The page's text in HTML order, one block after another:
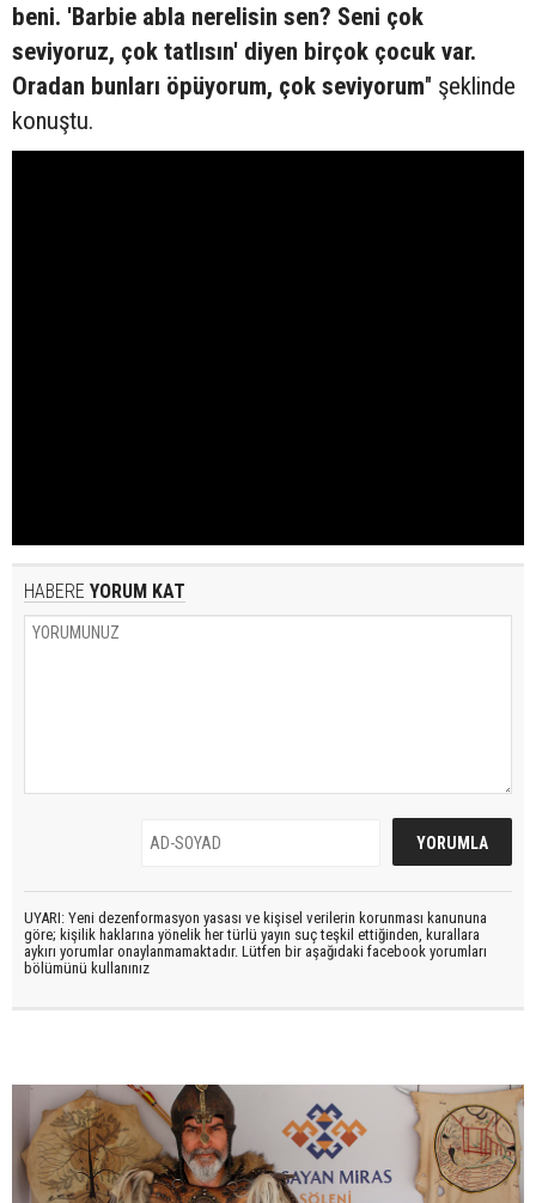
beni. 'Barbie abla nerelisin sen? Seni çok
seviyoruz, çok tatlısın' diyen birçok çocuk var.
Oradan bunları öpüyorum, çok seviyorum" şeklinde
konuştu.
HABERE YORUM KAT
UYARI: Yeni dezenformasyon yasası ve kişisel verilerin korunması kanununa
göre; kişilik haklarına yönelik her türlü yayın suç teşkil ettiğinden, kurallara
aykırı yorumlar onaylanmamaktadır. Lütfen bir aşağıdaki facebook yorumları
bölümünü kullanınız